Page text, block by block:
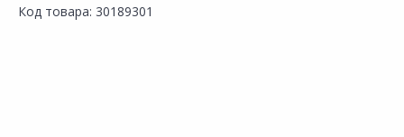
Избранное
Код товара: 30189301